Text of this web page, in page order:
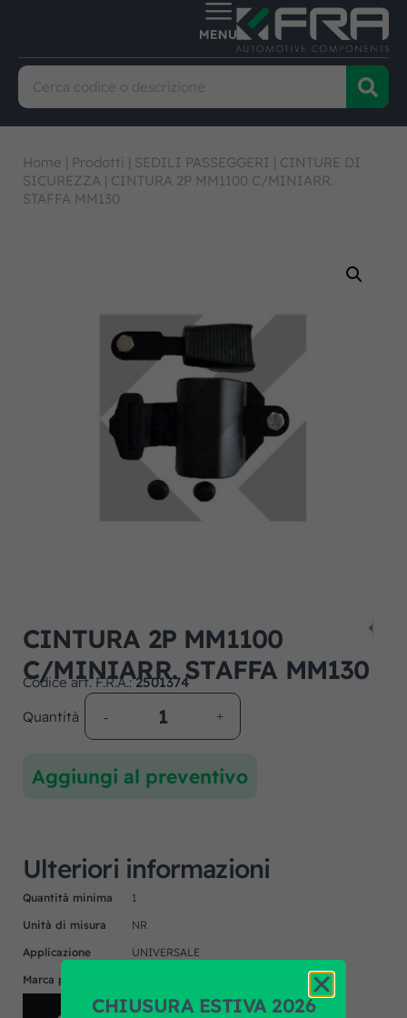
Home | Prodotti | SEDILI PASSEGGERI | CINTURE DI
SICUREZZA | CINTURA 2P MM1100 C/MINIARR.
STAFFA MM130
CINTURA 2P MM1100
C/MINIARR. STAFFA MM130
Codice art. F.R.A.:2501374
Quantità
Aggiungi al preventivo
Ulteriori informazioni
Quantità minima
1
Unità di misura
NR
Applicazione
UNIVERSALE
Marca prodotto
CHIUSURA ESTIVA 2026